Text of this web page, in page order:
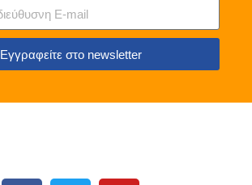
Εγγραφείτε στο newsletter